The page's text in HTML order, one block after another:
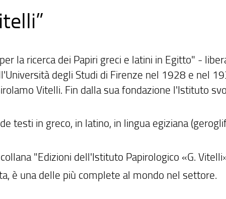
la ricerca dei Papiri greci e latini in Egitto" -
degli Studi di Firenze nel 1928 e nel
Vitelli. Fin dalla sua fondazione l'Istituto
testi in greco, in latino, in lingua egiziana
"Edizioni dell'Istituto Papirologico «G.
è una delle più complete al mondo nel settore.